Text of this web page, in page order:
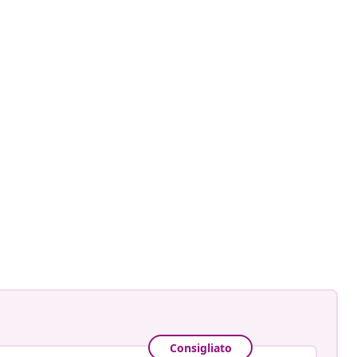
Consigliato